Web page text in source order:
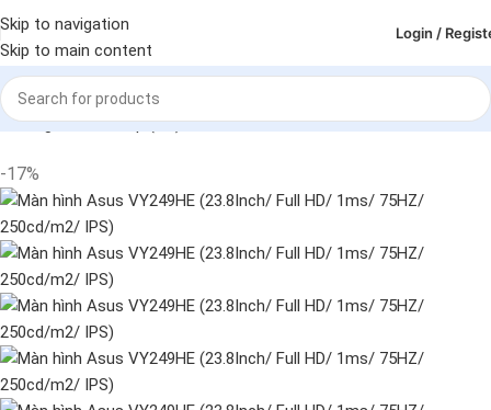
Skip to navigation
Skip to main content
Login /
Trang chủ Deskop (PC) Màn hình
-17%